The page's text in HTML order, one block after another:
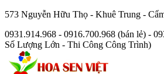
573 Nguyễn Hữu Thọ - Khuê Trung -
0931.914.968 - 0916.700.968 (bán lẻ) -
Số Lượng Lớn - Thi Công Công Trình)